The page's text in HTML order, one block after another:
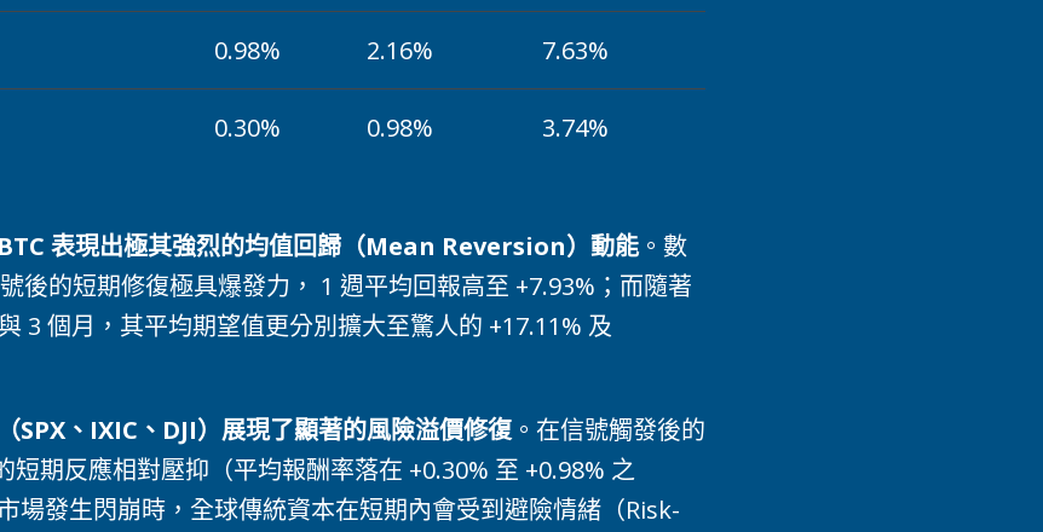
0.98% 2.16% 7.63%
0.30% 0.98% 3.74%
BTC 表現出極其強烈的均值回歸（Mean Reversion）動能。數
後的短期修復極具爆發力， 1 週平均回報高至 +7.93%；而隨著
3 個月，其平均期望值更分別擴大至驚人的 +17.11% 及
SPX、IXIC、DJI）展現了顯著的風險溢價修復。在信號觸發後的
短期反應相對壓抑（平均報酬率落在 +0.30% 至 +0.98% 之
場發生閃崩時，全球傳統資本在短期內會受到避險情緒（Risk-